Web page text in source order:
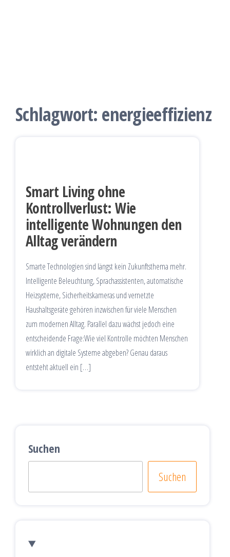
Schlagwort: energieeffizienz
Smart Living ohne
Kontrollverlust: Wie
intelligente Wohnungen den
Alltag verändern
Smarte Technologien sind längst kein Zukunftsthema mehr.
Intelligente Beleuchtung, Sprachassistenten, automatische
Heizsysteme, Sicherheitskameras und vernetzte
Haushaltsgeräte gehören inzwischen für viele Menschen
zum modernen Alltag. Parallel dazu wächst jedoch eine
entscheidende Frage:Wie viel Kontrolle möchten Menschen
wirklich an digitale Systeme abgeben? Genau daraus
entsteht aktuell ein […]
Suchen
Suchen